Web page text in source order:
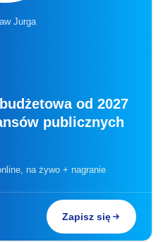
Jurga
od 2027
publicznych
na żywo + nagranie
Zapisz się